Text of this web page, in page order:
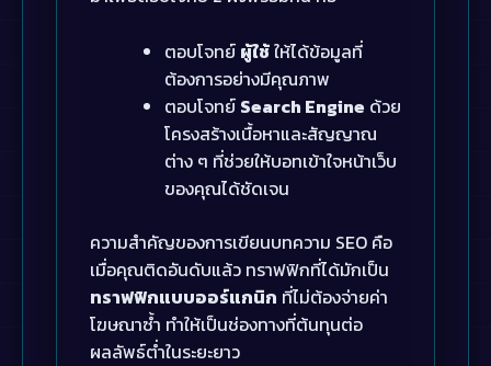
ตอบโจทย์ ผู้ใช้ให้ได้ข้อมูลที่
ต้องการอย่างมีคุณภาพ
ตอบโจทย์ Search Engine ด้วย
โครงสร้างเนื้อหาและสัญญาณ
ต่าง ๆ ที่ช่วยให้บอทเข้าใจหน้าเว็บ
ของคุณได้ชัดเจน
ความสำคัญของการเขียนบทความ SEO คือ
เมื่อคุณติดอันดับแล้ว ทราฟฟิกที่ได้มักเป็น
ทราฟฟิกแบบออร์แกนิก ที่ไม่ต้องจ่ายค่า
โฆษณาซ้ำ ทำให้เป็นช่องทางที่ต้นทุนต่อ
ผลลัพธ์ต่ำในระยะยาว